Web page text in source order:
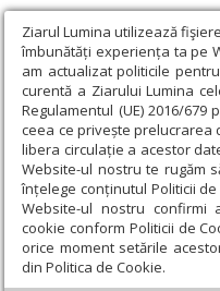
Ziarul Lumina utilizează
îmbunătăți experiența ta pe
am actualizat politicile
curentă a Ziarului Lumina
Regulamentul (UE) 2016/
ceea ce privește prelucrarea
libera circulație a acestor
Website-ul nostru te rugăm
înțelege conținutul Politicii
Website-ul nostru confirmi
cookie conform Politicii de
orice moment setările
din Politica de Cookie.
Ziarul Lumina › Actualitate
Grigorie Palama în parohia
Duminica
parohia